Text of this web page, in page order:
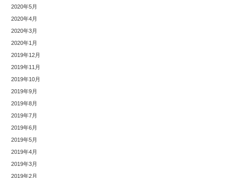
2020年5月
2020年4月
2020年3月
2020年1月
2019年12月
2019年11月
2019年10月
2019年9月
2019年8月
2019年7月
2019年6月
2019年5月
2019年4月
2019年3月
2019年2月